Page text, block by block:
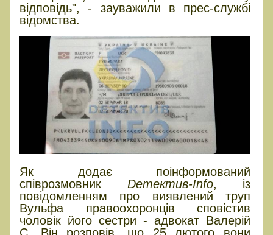
відповідь", - зауважили в прес-службі
відомства.
Як додає поінформований
співрозмовник Dетектив-Info, із
повідомленням про виявлений труп
Вульфа правоохоронців сповістив
чоловік його сестри - адвокат Валерій